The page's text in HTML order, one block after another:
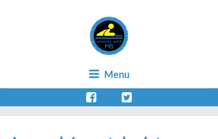
Menu